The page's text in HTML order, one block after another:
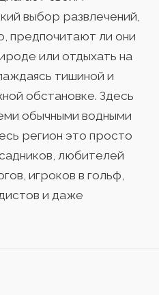
выбор развлечений,
предпочитают ли они
или отдыхать на
тишиной и
обстановке. Здесь
обычными водными
регион это просто
любителей
игроков в гольф,
и даже